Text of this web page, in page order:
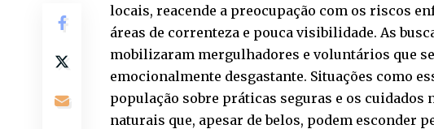
locais, reacende a preocupação com os riscos
áreas de correnteza e pouca visibilidade. As
mobilizaram mergulhadores e voluntários que
emocionalmente desgastante. Situações como
população sobre práticas seguras e os cuidados
naturais que, apesar de belos, podem esconder